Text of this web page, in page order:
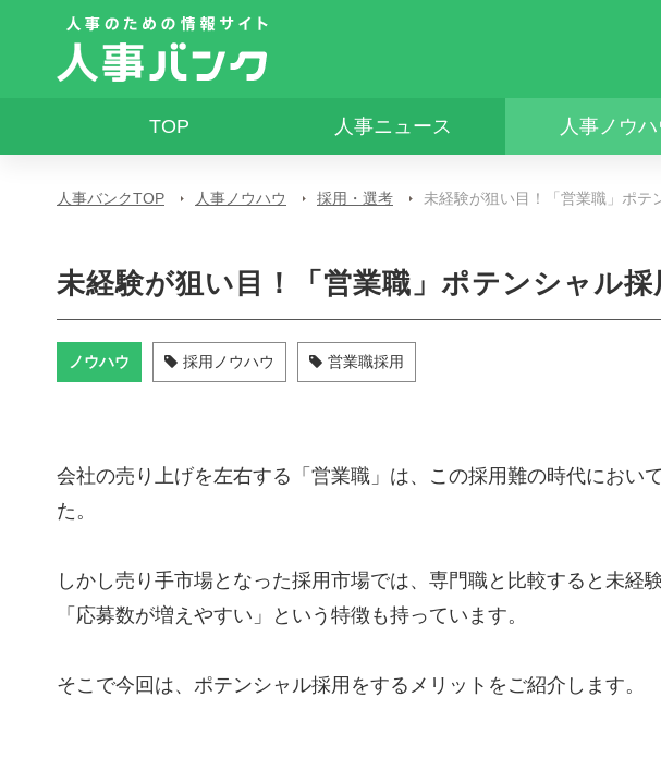
TOP 人事ニュース 人事ノウハ
人事バンクTOP 人事ノウハウ 採用・選考 未経験が狙い目！「営業職」ポテ
未経験が狙い目！「営業職」ポテンシャル採
ノウハウ 採用ノウハウ
営業職採用
会社の売り上げを左右する「営業職」は、この採用難の時代におい
た。
しかし売り手市場となった採用市場では、専門職と比較すると未経
「応募数が増えやすい」という特徴も持っています。
そこで今回は、ポテンシャル採用をするメリットをご紹介します。